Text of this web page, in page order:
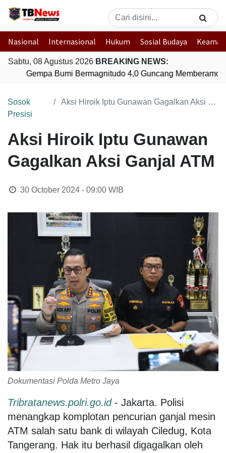
Nasional Internasional Hukum Sosial Budaya
Sabtu, 08 Agustus 2026 BREAKING NEWS:
Gempa Bumi Bermagnitudo 4,0 Guncang Memberamo
Sosok
Presisi
Aksi Hiroik Iptu Gunawan Gagalkan Aksi Ganjal ATM
Aksi Hiroik Iptu Gunawan
Gagalkan Aksi Ganjal ATM
30 October 2024 - 09:00WIB
Dokumentasi Polda Metro Jaya
Tribratanews.polri.go.id- Jakarta. Polisi
menangkap komplotan pencurian ganjal mesin
ATM salah satu bank di wilayah Ciledug, Kota
Tangerang. Hak itu berhasil digagalkan oleh